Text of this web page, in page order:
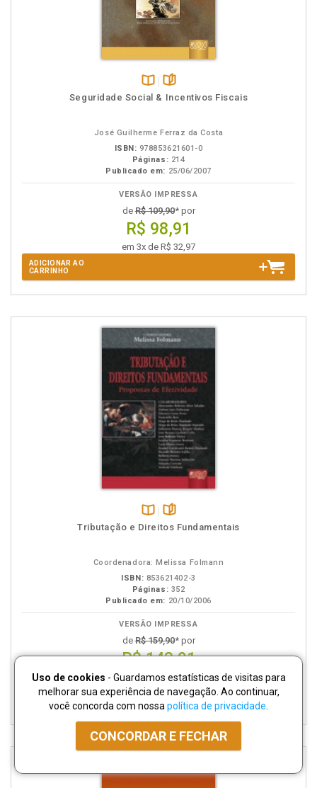
Disponível
páginas
Seguridade Social & Incentivos Fiscais
José Guilherme Ferraz da Costa
ISBN: 978853621601-0
Páginas: 214
Publicado em: 25/06/2007
VERSÃO IMPRESSA
deR$ 109,90* por
R$ 98,91
em 3x de R$ 32,97
ADICIONAR AO
CARRINHO
Disponível
páginas
Tributação e Direitos Fundamentais
Coordenadora: Melissa Folmann
ISBN: 853621402-3
Páginas: 352
Publicado em: 20/10/2006
VERSÃO IMPRESSA
deR$ 159,90* por
R$ 143,91
em 5x de R$ 28,78
ADICIONAR AO
CARRINHO
Uso de cookies - Guardamos estatísticas de visitas para
melhorar sua experiência de navegação. Ao continuar,
você concorda com nossa política de privacidade
CONCORDAR E FECHAR